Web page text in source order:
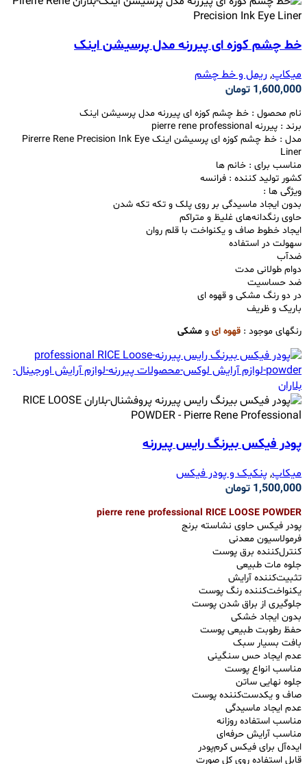
خط چشم کوزه ای پیررنه مدل پرسیشن اینک
میکاپ,ریمل و خط چشم
1,600,000 تومان
نام محصول : خط چشم کوزه ای پیررنه مدل پرسیشن اینک
برند : پیررنه pierre rene professional
مدل : خط چشم کوزه ای پرسیشن اینک Pirerre Rene Precision Ink Eye
Liner
مناسب برای : خانم ها
کشور تولید کننده : فرانسه
ویژگی ها :
بدون ایجاد ماسیدگی بر روی پلک و تکه تکه شدن
حاوی رنگدانه‌های غلیظ و متراکم
ایجاد خطوط صاف و یکنواخت با قلم روان
سهولت در استفاده
ضدآب
دوام طولانی مدت
ضد حساسیت
در دو رنگ مشکی و قهوه ای
باریک و ظریف
رنگهای موجود : قهوه ای و مشکی
پودر فیکس بیرنگ رایس پیررنه
میکاپ,پنکیک و پودر فیکس
1,500,000 تومان
pierre rene professional RICE LOOSE POWDER
پودر فیکس حاوی نشاسته برنج
فرمولاسیون معدنی
کنترل‌کننده برق پوست
جلوه مات طبیعی
تثبیت‌کننده آرایش
یکنواخت‌کننده رنگ پوست
جلوگیری از براق شدن پوست
بدون ایجاد خشکی
حفظ رطوبت طبیعی پوست
بافت بسیار سبک
عدم ایجاد حس سنگینی
مناسب انواع پوست
جلوه نهایی ساتن
صاف و یکدست‌کننده پوست
عدم ایجاد ماسیدگی
مناسب استفاده روزانه
مناسب آرایش حرفه‌ای
ایده‌آل برای فیکس کرم‌پودر
قابل استفاده روی کل صورت